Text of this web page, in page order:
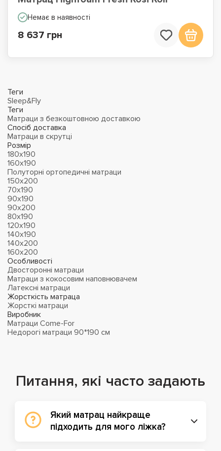
Немає в наявності
8 637 грн
Теги
Sleep&Fly
Теги
Матраци з безкоштовною доставкою
Спосіб доставка
Матраци в скрутці
Розмір
180х190
160х190
Полуторні ортопедичні матраци
150х200
70х190
90х190
90х200
80х190
120х190
140х190
140х200
160х200
Особливості
Двосторонні матраци
Матраци з кокосовим наповнювачем
Латексні матраци
Жорсткість матраца
Жорсткі матраци
Виробник
Матраци Come-For
Недорогі матраци 90*190 см
Питання, які часто задають
Який матрац найкраще
підходить для мого ліжка?